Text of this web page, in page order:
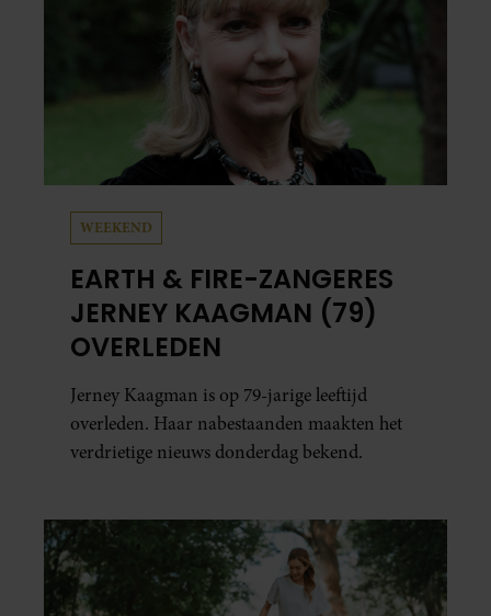
WEEKEND
EARTH & FIRE-ZANGERES
JERNEY KAAGMAN (79)
OVERLEDEN
Jerney Kaagman is op 79-jarige leeftijd
overleden. Haar nabestaanden maakten het
verdrietige nieuws donderdag bekend.